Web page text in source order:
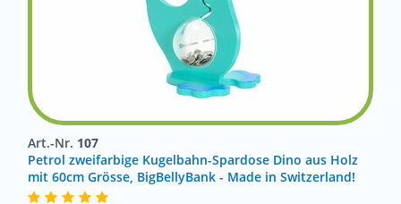
Art.-Nr. 107
Petrol zweifarbige Kugelbahn-Spardose Dino aus Holz
mit 60cm Grösse, BigBellyBank - Made in Switzerland!